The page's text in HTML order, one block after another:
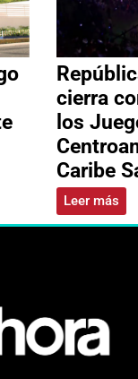
cierra
los
Caribe
Leer más